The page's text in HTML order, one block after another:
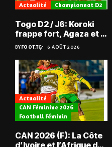
Actualité Championnat D2
Togo D2 / J6: Koroki
frappe fort, Agaza et la
JCA assurent,
suspense avant Sara
FC – Doumbé FC
BYFOOT.TG 6 AOÛT 2026
Actualité
CAN Féminine 2026
Football Féminin
CAN 2026 (F): La Côte